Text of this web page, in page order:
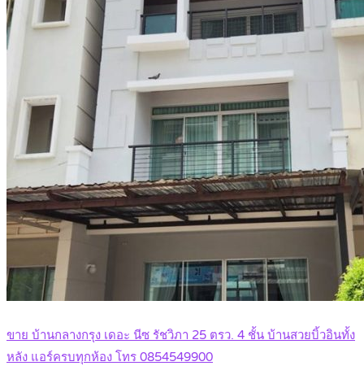
ขาย บ้านกลางกรุง เดอะ นีซ รัชวิภา 25 ตรว. 4 ชั้น บ้านสวยบิ้วอินทั้ง
หลัง แอร์ครบทุกห้อง โทร 0854549900